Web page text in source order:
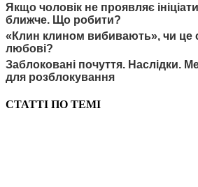
Якщо чоловік не проявляє
ближче. Що робити?
«Клин клином вибивають», чи це
любові?
Заблоковані почуття. Наслідки.
для розблокування
СТАТТІ ПО ТЕМІ